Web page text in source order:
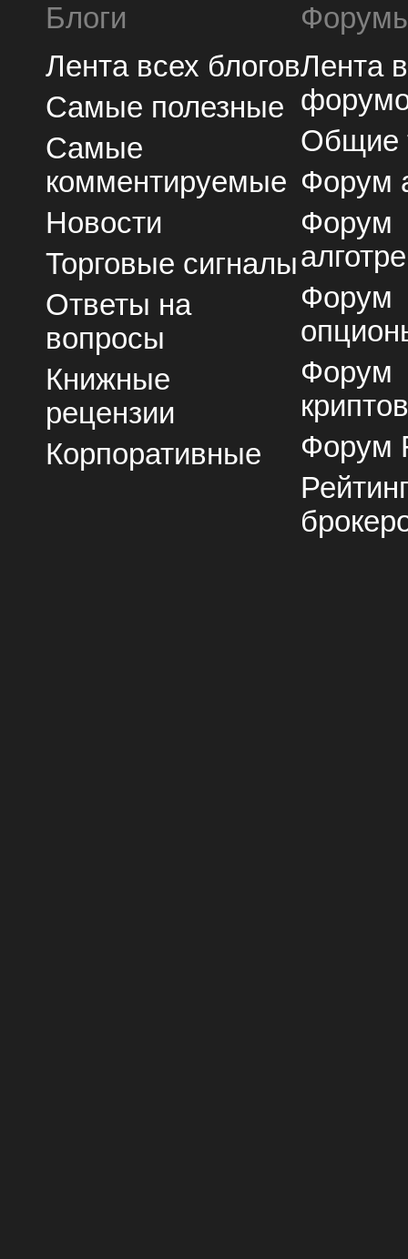
Блоги
Лента всех блогов
Самые полезные
Самые
комментируемые
Новости
Торговые сигналы
Ответы на
вопросы
Книжные
рецензии
Корпоративные
Лента
Общие
Форум
Форум
Форум
Форум
Форум